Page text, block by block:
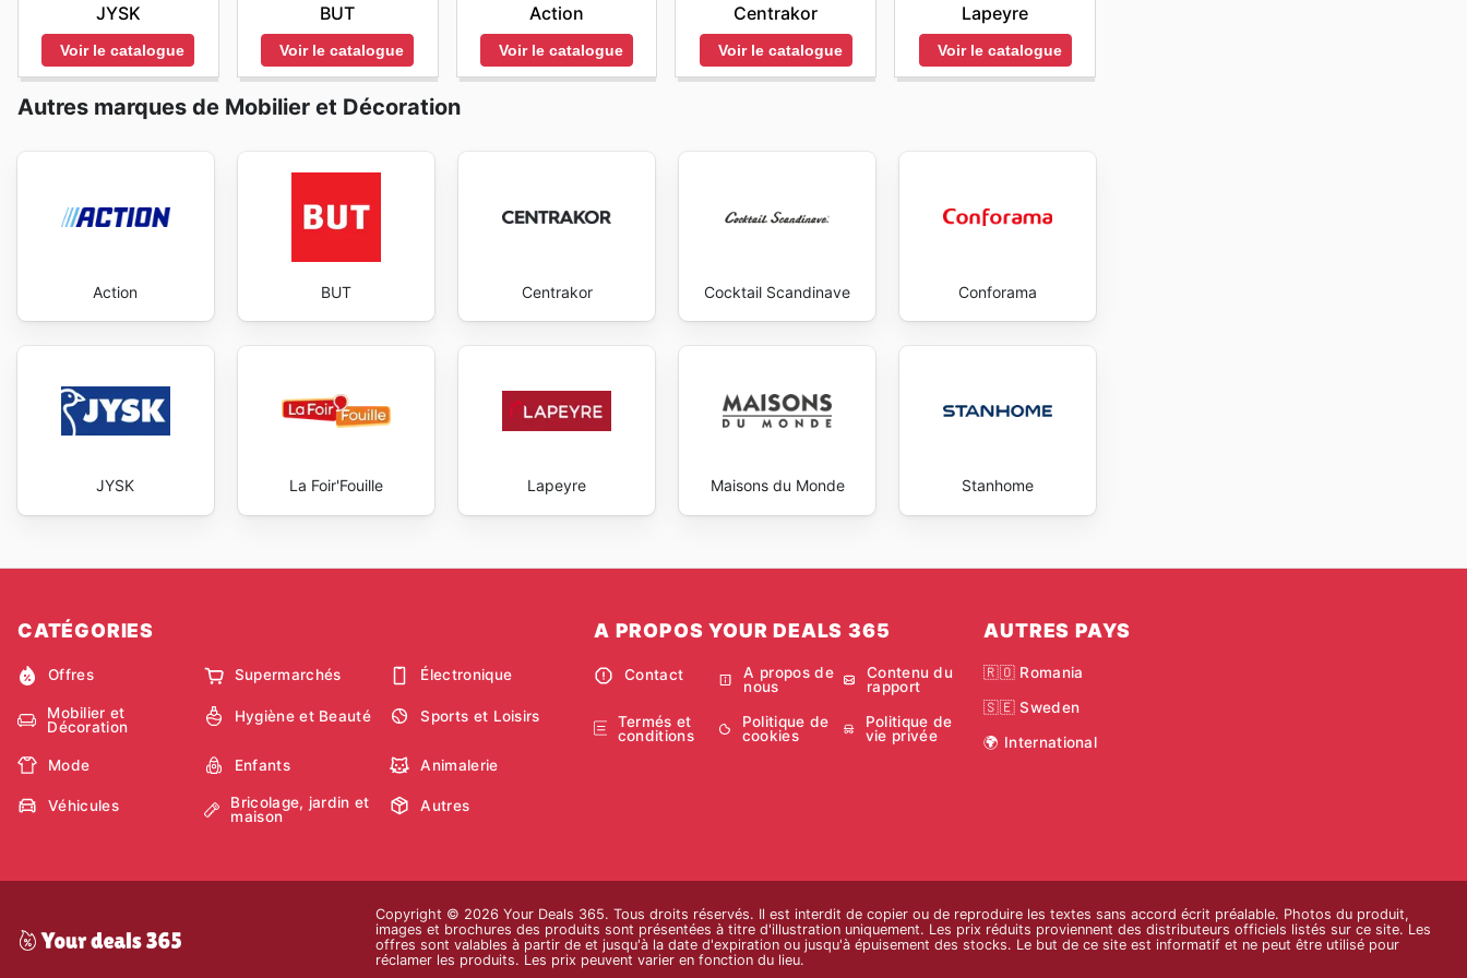
informés des meilleures
Ambiente Direct sales
disponibles chaque semaine. Visitez le site web d'Ambiente Direct dès
aujourd'hui pour découvrir les meilleures offres et commencer à économiser dès maintenant.
JYSK
Voir le catalogue
BUT
Voir le catalogue
Action
Voir le catalogue
Centrakor
Voir le catalogue
Lapeyre
Voir le catalogue
Autres marques de Mobilier et Décoration
Action BUT Centrakor Cocktail Scandinave Conforama
JYSK La Foir'Fouille Lapeyre Maisons du Monde Stanhome
CATÉGORIES
Offres Supermarchés Électronique
Mobilier et
Décoration
Hygiène et Beauté Sports et Loisirs
Mode Enfants Animalerie
Véhicules
Bricolage, jardin et
maison
Autres
A PROPOS YOUR DEALS 365
Contact
A propos de
nous
Contenu du
rapport
Termés et
conditions
Politique de
cookies
Politique de
vie privée
AUTRES PAYS
🇷🇴 Romania
🇸🇪 Sweden
🌍 International
Copyright © 2026 Your Deals 365. Tous droits réservés. Il est interdit de copier ou de reproduire les textes sans accord écrit préalable. Photos du produit,
images et brochures des produits sont présentées à titre d'illustration uniquement. Les prix réduits proviennent des distributeurs officiels listés sur ce site. Les
offres sont valables à partir de et jusqu'à la date d'expiration ou jusqu'à épuisement des stocks. Le but de ce site est informatif et ne peut être utilisé pour
réclamer les produits. Les prix peuvent varier en fonction du lieu.